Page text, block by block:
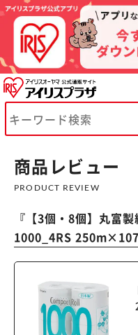
商品レビュー
PRODUCT REVIEW
『 【3個・8個】丸富
1000_4RS
※ご確認ください
カートに入れる